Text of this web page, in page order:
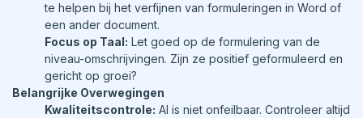
te helpen bij het verfijnen van formuleringen in Word of
een ander document.
Focus op Taal: Let goed op de formulering van de
niveau-omschrijvingen. Zijn ze positief geformuleerd en
gericht op groei?
Belangrijke Overwegingen
Kwaliteitscontrole: AI is niet onfeilbaar. Controleer altijd